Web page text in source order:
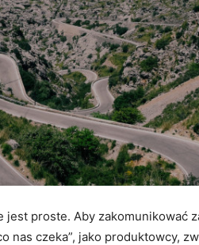
jest proste. Aby zakomunikować
nas czeka”, jako produktowcy,